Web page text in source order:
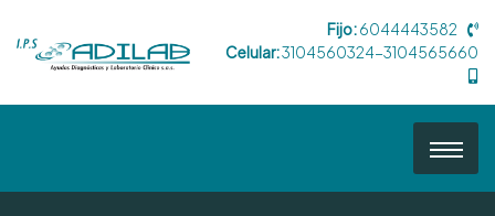
Fijo:6044443582
Celular:3104560324-3104565660